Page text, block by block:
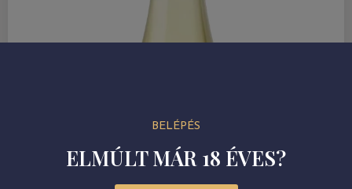
BELÉPÉS
ELMÚLT MÁR 18 ÉVES?